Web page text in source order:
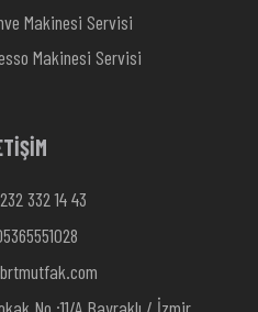
Makinesi Servisi
Makinesi Servisi
332 14 43